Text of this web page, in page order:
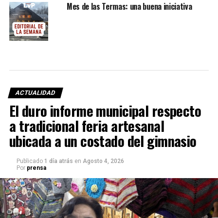
Mes de las Termas: una buena iniciativa
ACTUALIDAD
El duro informe municipal respecto
a tradicional feria artesanal
ubicada a un costado del gimnasio
Publicado 1 día atrás en Agosto 4, 2026
Por prensa